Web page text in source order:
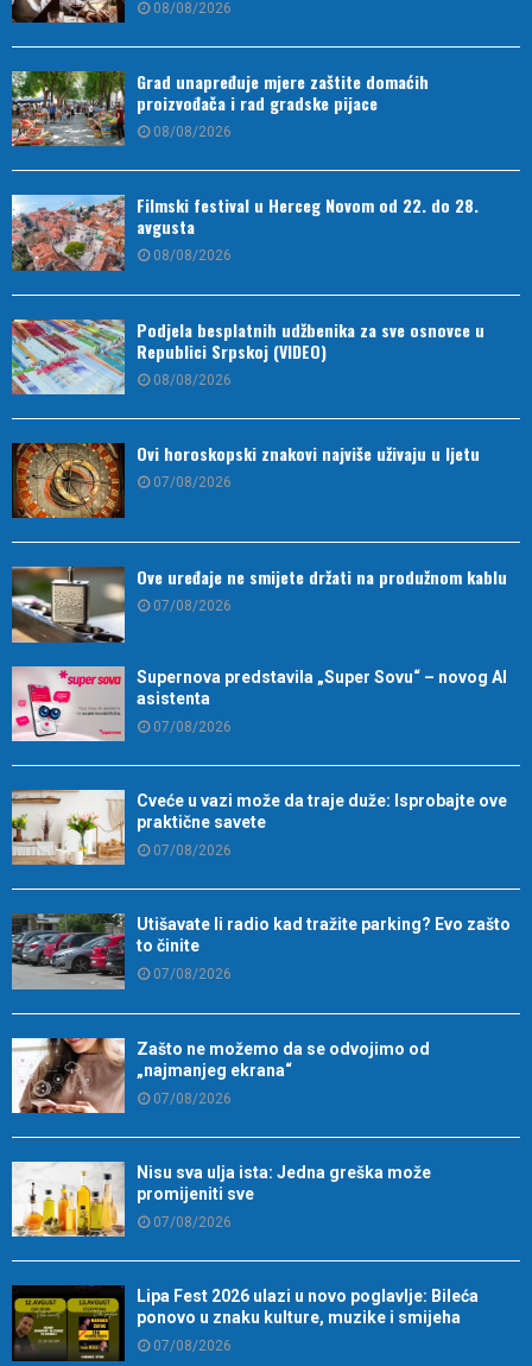
08/08/2026
Grad unapređuje mjere zaštite domaćih
proizvođača i rad gradske pijace
08/08/2026
Filmski festival u Herceg Novom od 22. do 28.
avgusta
08/08/2026
Podjela besplatnih udžbenika za sve osnovce u
Republici Srpskoj (VIDEO)
08/08/2026
Ovi horoskopski znakovi najviše uživaju u ljetu
07/08/2026
Ove uređaje ne smijete držati na produžnom kablu
07/08/2026
Supernova predstavila „Super Sovu“ – novog AI
asistenta
07/08/2026
Cveće u vazi može da traje duže: Isprobajte ove
praktične savete
07/08/2026
Utišavate li radio kad tražite parking? Evo zašto
to činite
07/08/2026
Zašto ne možemo da se odvojimo od
„najmanjeg ekrana“
07/08/2026
Nisu sva ulja ista: Jedna greška može
promijeniti sve
07/08/2026
Lipa Fest 2026 ulazi u novo poglavlje: Bileća
ponovo u znaku kulture, muzike i smijeha
07/08/2026